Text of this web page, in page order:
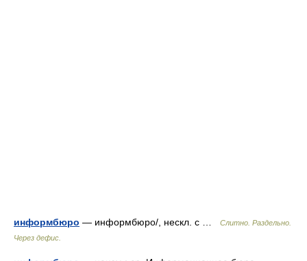
информбюро — информбюро/, нескл. с …
Слитно. Раздельно.
Через дефис.